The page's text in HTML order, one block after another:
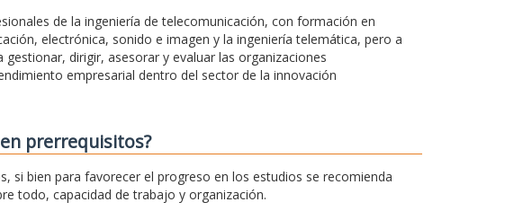
de la ingeniería de telecomunicación, con formación en
electrónica, sonido e imagen y la ingeniería telemática, pero a
dirigir, asesorar y evaluar las organizaciones
empresarial dentro del sector de la innovación
prerrequisitos?
si bien para favorecer el progreso en los estudios se recomienda
todo, capacidad de trabajo y organización.